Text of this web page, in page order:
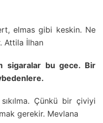
elmas gibi keskin. Ne
Attila İlhan
sigaralar bu gece. Bir
Çünkü bir çiviyi
gerekir. Mevlana